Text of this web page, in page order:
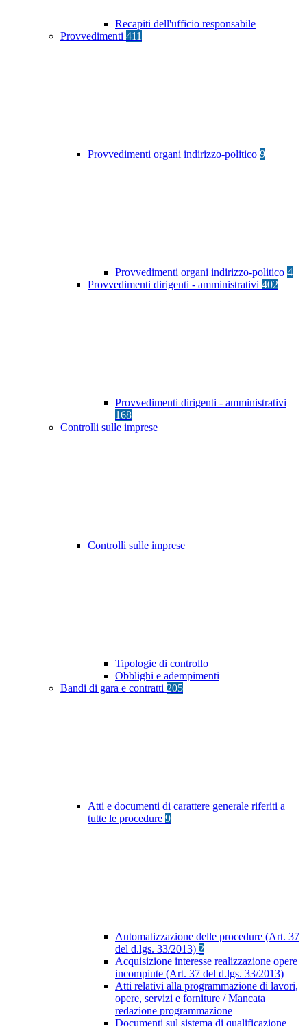
Recapiti dell'ufficio responsabile
Provvedimenti 411
Provvedimenti organi indirizzo-politico 9
Provvedimenti organi indirizzo-politico 4
Provvedimenti dirigenti - amministrativi 402
Provvedimenti dirigenti - amministrativi
168
Controlli sulle imprese
Controlli sulle imprese
Tipologie di controllo
Obblighi e adempimenti
Bandi di gara e contratti 205
Atti e documenti di carattere generale riferiti a
tutte le procedure 9
Automatizzazione delle procedure (Art. 37
del d.lgs. 33/2013) 2
Acquisizione interesse realizzazione opere
incompiute (Art. 37 del d.lgs. 33/2013)
Atti relativi alla programmazione di lavori,
opere, servizi e forniture / Mancata
redazione programmazione
Documenti sul sistema di qualificazione